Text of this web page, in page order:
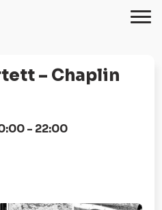
- 22:00